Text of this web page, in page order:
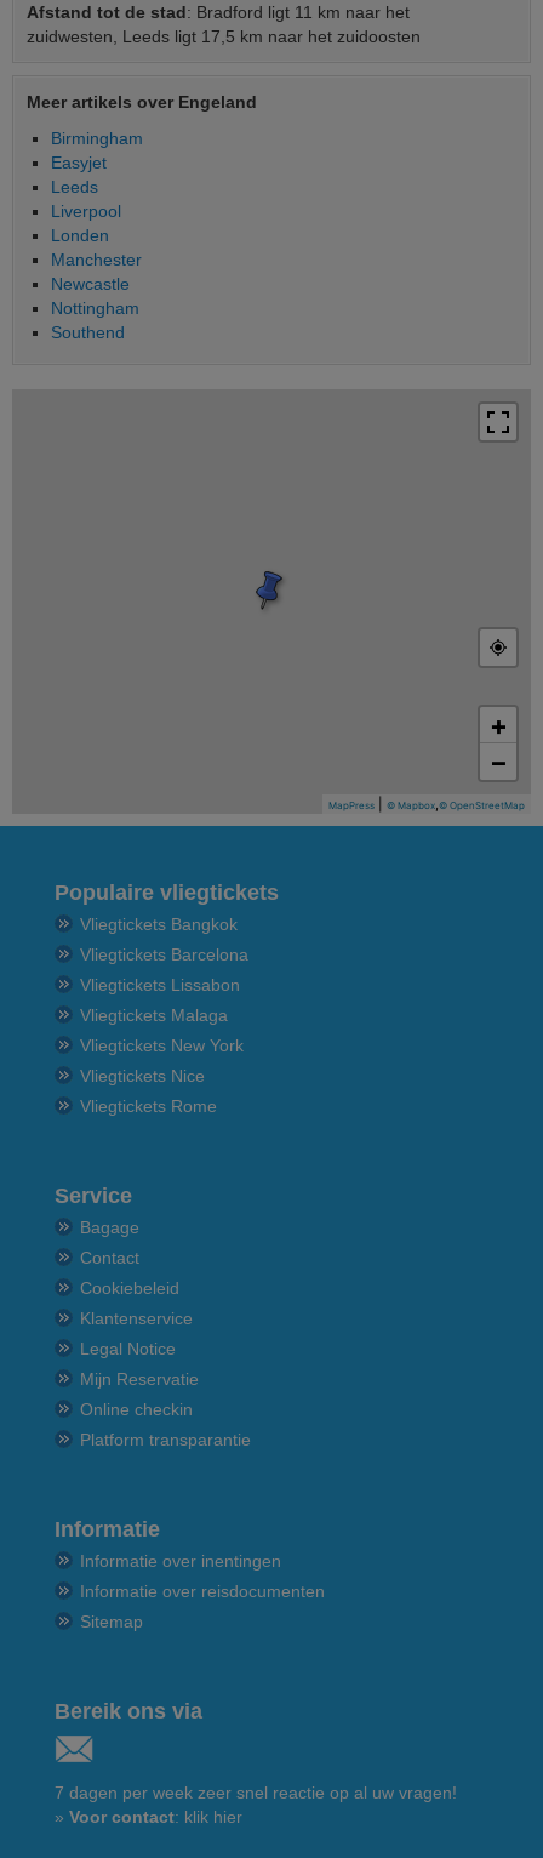
Afstand tot de stad: Bradford ligt 11 km naar het
zuidwesten, Leeds ligt 17,5 km naar het zuidoosten
Meer artikels over Engeland
Birmingham
Easyjet
Leeds
Liverpool
Londen
Manchester
Newcastle
Nottingham
Southend
+
−
MapPress © Mapbox © OpenStreetMap
Populaire vliegtickets
Vliegtickets Bangkok
Vliegtickets Barcelona
Vliegtickets Lissabon
Vliegtickets Malaga
Vliegtickets New York
Vliegtickets Nice
Vliegtickets Rome
Service
Bagage
Contact
Cookiebeleid
Klantenservice
Legal Notice
Mijn Reservatie
Online checkin
Platform transparantie
Informatie
Informatie over inentingen
Informatie over reisdocumenten
Sitemap
Bereik ons via
7 dagen per week zeer snel reactie op al uw vragen!
» Voor contact: klik hier